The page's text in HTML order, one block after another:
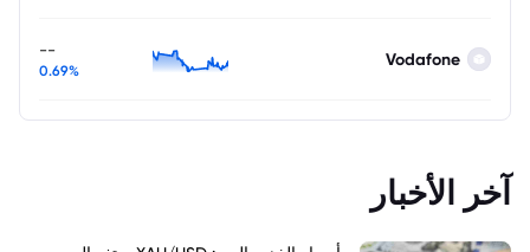
Vodafone
--
0.69%
آخر الأخبار